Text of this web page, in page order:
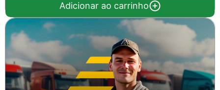
Adicionar ao carrinho